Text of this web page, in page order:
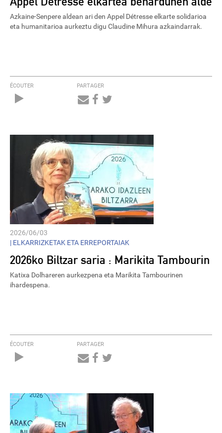
Azkaine-Senpere aldean ari den Appel Détresse elkarte solidarioa
eta humanitarioa aurkeztu digu Claudine Mihura azkaindarrak.
ÉCOUTER PARTAGER
2026/06/03
| ELKARRIZKETAK ETA ERREPORTAIAK
2026ko Biltzar saria : Marikita Tambourin
Katixa Dolhareren aurkezpena eta Marikita Tambourinen
ihardespena.
ÉCOUTER PARTAGER